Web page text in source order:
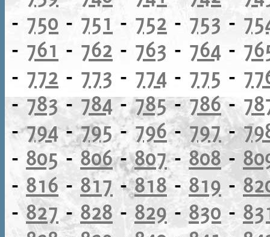
- 750 - 751 - 752 - 753 -
- 761 - 762 - 763 - 764 -
- 772 - 773 - 774 - 775 -
-783-784-785-786-
-794-795-796-797-
- 805 -806-807-808-
- 816- 817 -818-819 -
-827-828 - 829 - 830 -